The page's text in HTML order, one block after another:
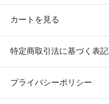
カートを見る
特定商取引法に基づく表記
プライバシーポリシー